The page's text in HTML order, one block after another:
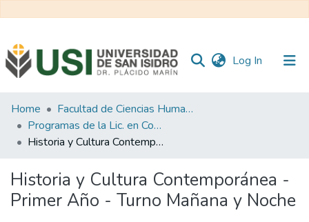
Log In (current)
Communities
&
Collections
Statistics
Home
Facultad de Ciencias Humanas y Sociales
Programas de la Lic. en Comunicación Social
Historia y Cultura Contemporánea - Primer Año - Turno Mañana y Noche
Historia y Cultura Contemporánea -
Primer Año - Turno Mañana y Noche